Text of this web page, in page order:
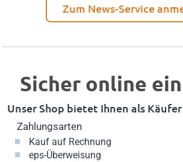
Zum News-Service
Sicher online
Unser Shop bietet Ihnen als
Zahlungsarten
Kauf auf Rechnung
eps-Überweisung